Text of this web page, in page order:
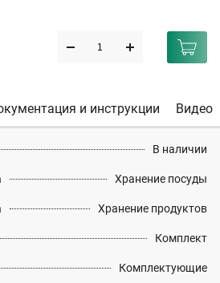
и инструкции Видео
В наличии
Хранение посуды
Хранение продуктов
Комплект
Комплектующие